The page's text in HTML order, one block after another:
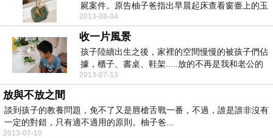
屍案件。原告柚子爸指出早晨起床查看窗臺上的玉
帶鳳蝶羽化時...
2013-08-04
收一片風景
孩子陸續出生之後，家裡的空間慢慢的被孩子們佔
據，櫃子、書桌、鞋架.....放的不再是我和老公的
兩個人...
2013-07-13
放與不放之間
談到孩子的教養問題，免不了又是唇槍舌戰一番，不過，誰是誰非沒有
一定的對錯，只有適不適用的原則。柚子爸...
2013-07-10